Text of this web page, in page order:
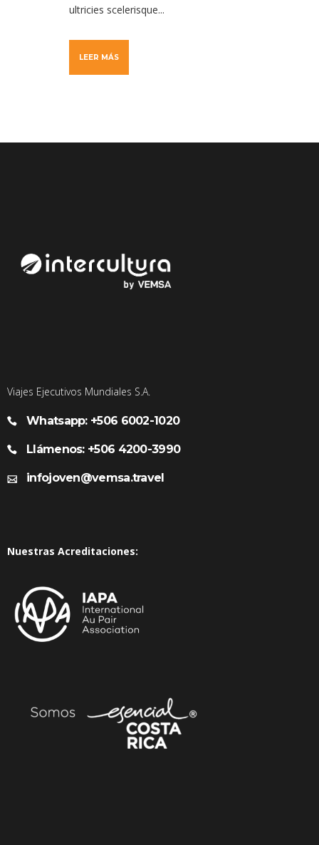
ultricies scelerisque...
LEER MÁS
Viajes Ejecutivos Mundiales S.A.
Whatsapp: +506 6002-1020
Llámenos: +506 4200-3990
infojoven@vemsa.travel
Nuestras Acreditaciones: